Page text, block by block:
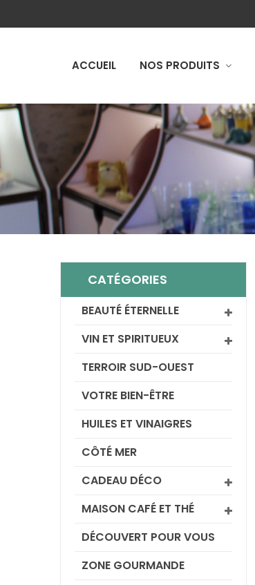
ACCUEIL NOS PRODUITS
CATÉGORIES
BEAUTÉ ÉTERNELLE
VIN ET SPIRITUEUX
TERROIR SUD-OUEST
VOTRE BIEN-ÊTRE
HUILES ET VINAIGRES
CÔTÉ MER
CADEAU DÉCO
MAISON CAFÉ ET THÉ
DÉCOUVERT POUR VOUS
ZONE GOURMANDE